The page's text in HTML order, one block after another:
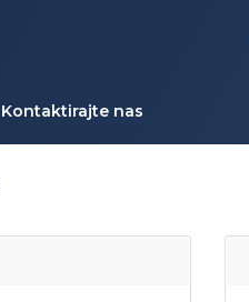
Kontaktirajte nas